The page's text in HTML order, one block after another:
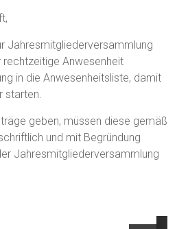
Jahresmitgliederversammlung
rechtzeitige Anwesenheit
in die Anwesenheitsliste, damit
starten.
geben, müssen diese gemäß
und mit Begründung
Jahresmitgliederversammlung